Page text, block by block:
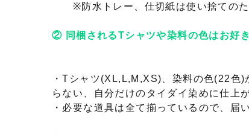
※防水トレー、仕切紙は使い捨てのた
② 同梱されるTシャツや染料の色はお好
・Tシャツ(XL,L,M,XS)、染料の色(22色
らない、自分だけのタイダイ染めに仕上
・必要な道具は全て揃っているので、届